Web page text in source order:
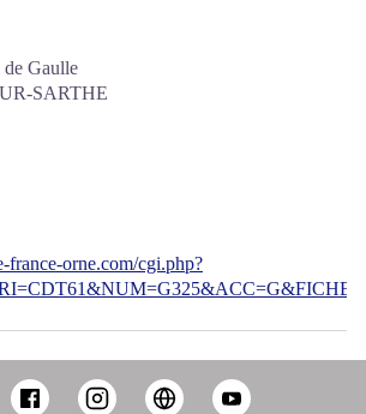
de Gaulle
SARTHE
france-orne.com/cgi.php?